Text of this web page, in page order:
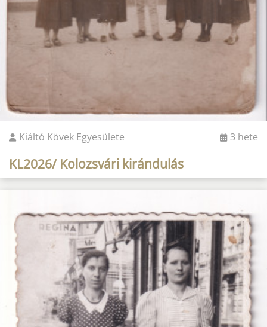
Kiáltó Kövek Egyesülete 3 hete
KL2026/ Kolozsvári kirándulás